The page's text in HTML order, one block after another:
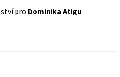
pro Dominika Atigu